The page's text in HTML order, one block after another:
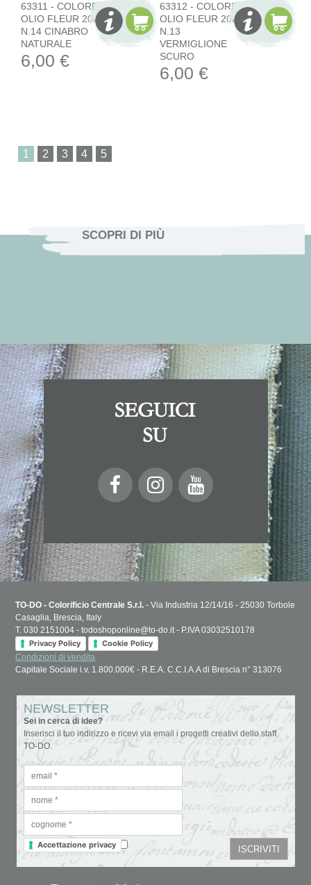
63311 - COLORE
OLIO FLEUR 20ML
N.14 CINABRO
NATURALE
6,00 €
63312 - COLORE
OLIO FLEUR 20ML
N.13
VERMIGLIONE
SCURO
6,00 €
1
SCOPRI DI PIÙ
TO-DO - Colorificio Centrale S.r.l. - Via Industria 12/14/16 - 25030 Torbole
Casaglia, Brescia, Italy
T. 030 2151004 - todoshoponline@to-do.it - P.IVA 03032510178
Privacy Policy
Cookie Policy
Condizioni di vendita
Capitale Sociale i.v. 1.800.000€ - R.E.A. C.C.I.A.A di Brescia n° 313076
NEWSLETTER
Sei in cerca di idee?
Inserisci il tuo indirizzo e ricevi via email i progetti creativi dello staff
TO-DO.
Accettazione privacy